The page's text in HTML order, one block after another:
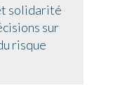
solidarité
sur
risque